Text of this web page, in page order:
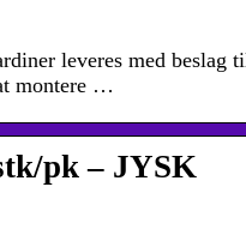
leveres med
montere …
pk – JYSK